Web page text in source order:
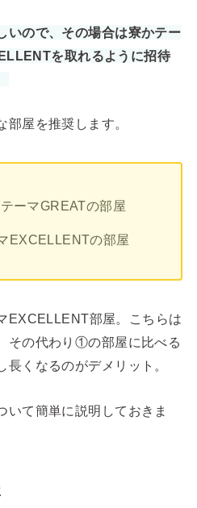
いので、その場合は寮かテー
を取れるように招待
屋を推奨します。
ーマGREATの部屋
EXCELLENTの部屋
EXCELLENT部屋。こちらは
その代わり①の部屋に比べる
くなるのがデメリット。
て簡単に説明しておきま